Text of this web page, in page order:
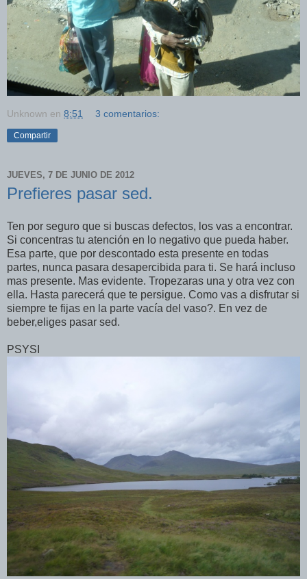
Unknown en 8:51 3 comentarios:
Compartir
JUEVES, 7 DE JUNIO DE 2012
Prefieres pasar sed.
Ten por seguro que si buscas defectos, los vas a encontrar.
Si concentras tu atención en lo negativo que pueda haber.
Esa parte, que por descontado esta presente en todas
partes, nunca pasara desapercibida para ti. Se hará incluso
mas presente. Mas evidente. Tropezaras una y otra vez con
ella. Hasta parecerá que te persigue. Como vas a disfrutar si
siempre te fijas en la parte vacía del vaso?. En vez de
beber,eliges pasar sed.
PSYSI